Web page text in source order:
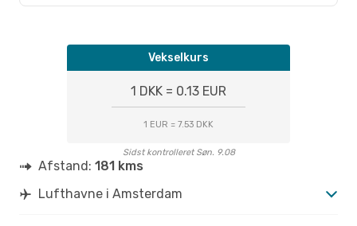
Vekselkurs
1 DKK = 0.13 EUR
1 EUR = 7.53 DKK
Sidst kontrolleret Søn. 9.08
Afstand: 181 kms
Lufthavne i Amsterdam